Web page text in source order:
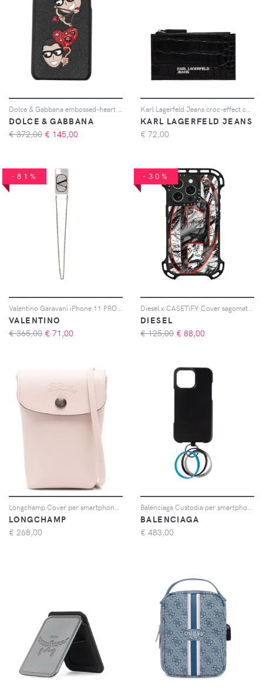
DOLCE & GABBANA
€ 372,00 € 145,00
KARL LAGERFELD JEANS
€ 72,00
-81%
VALENTINO
€ 365,00 € 71,00
-30%
DIESEL
€ 125,00 € 88,00
LONGCHAMP
€ 268,00
BALENCIAGA
€ 483,00